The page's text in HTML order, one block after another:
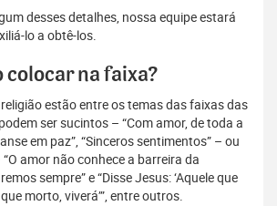
desses detalhes, nossa equipe estará
lo a obtê-los.
colocar na faixa?
estão entre os temas das faixas das
ser sucintos – “Com amor, de toda a
em paz”, “Sinceros sentimentos” – ou
amor não conhece a barreira da
sempre” e “Disse Jesus: ‘Aquele que
morto, viverá’”, entre outros.